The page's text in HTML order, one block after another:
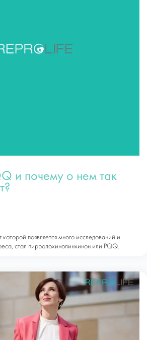
и почему о нем так
появляется много исследований и
стал пирролохинолинхинон или PQQ.